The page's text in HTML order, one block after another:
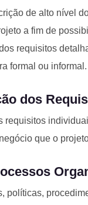
de alto nível
a fim de
requisitos
formal ou informal.
dos
requisitos
que o
políticas,